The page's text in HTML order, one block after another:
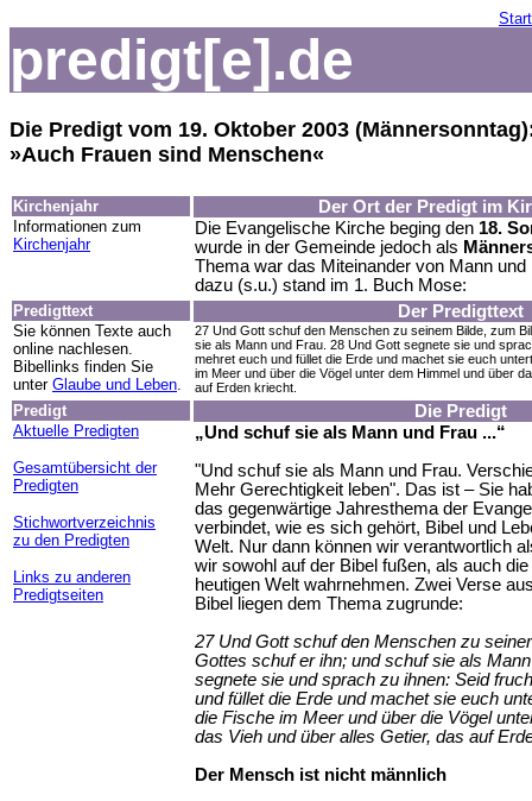
predigt[e].de
Die Predigt vom 19. Oktober 2003
»Auch Frauen sind Menschen«
Kirchenjahr
Informationen zum
Kirchenjahr
Der Ort der Predigt im
Die Evangelische Kirche beging den 18.
wurde in der Gemeinde jedoch als
Thema war das Miteinander von Mann
dazu (s.u.) stand im 1. Buch Mose:
Predigttext
Sie können Texte auch
online nachlesen.
Bibellinks finden Sie
unter Glaube und Leben
Der Predigttext
27 Und Gott schuf den Menschen zu seinem Bilde, zum
sie als Mann und Frau. 28 Und Gott segnete sie und
mehret euch und füllet die Erde und machet sie euch
im Meer und über die Vögel unter dem Himmel und über
auf Erden kriecht.
Predigt
Aktuelle Predigten
Gesamtübersicht der
Predigten
Stichwortverzeichnis
zu den Predigten
Links zu anderen
Predigtseiten
Die Predigt
„Und schuf sie als Mann und Frau ...“
"Und schuf sie als Mann und Frau.
Mehr Gerechtigkeit leben". Das ist – Sie
das gegenwärtige Jahresthema der
verbindet, wie es sich gehört, Bibel und
Welt. Nur dann können wir verantwortlich
wir sowohl auf der Bibel fußen, als auch
heutigen Welt wahrnehmen. Zwei Verse
Bibel liegen dem Thema zugrunde:
27 Und Gott schuf den Menschen zu
Gottes schuf er ihn; und schuf sie als
segnete sie und sprach zu ihnen: Seid
und füllet die Erde und machet sie euch
die Fische im Meer und über die Vögel
das Vieh und über alles Getier, das auf
Der Mensch ist nicht männlich